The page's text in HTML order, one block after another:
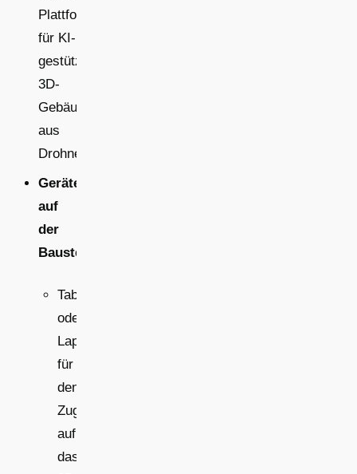
Plattform
für KI-
gestützte
3D-
Gebäudemodellierung
aus
Drohnenbildern.
Geräte
auf
der
Baustelle
Tablet
oder
Laptop
für
den
Zugriff
auf
das